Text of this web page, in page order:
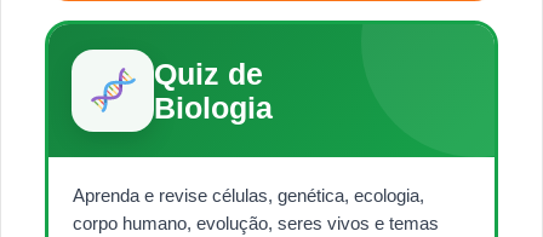
Quiz de
Biologia
Aprenda e revise células, genética, ecologia,
corpo humano, evolução, seres vivos e temas